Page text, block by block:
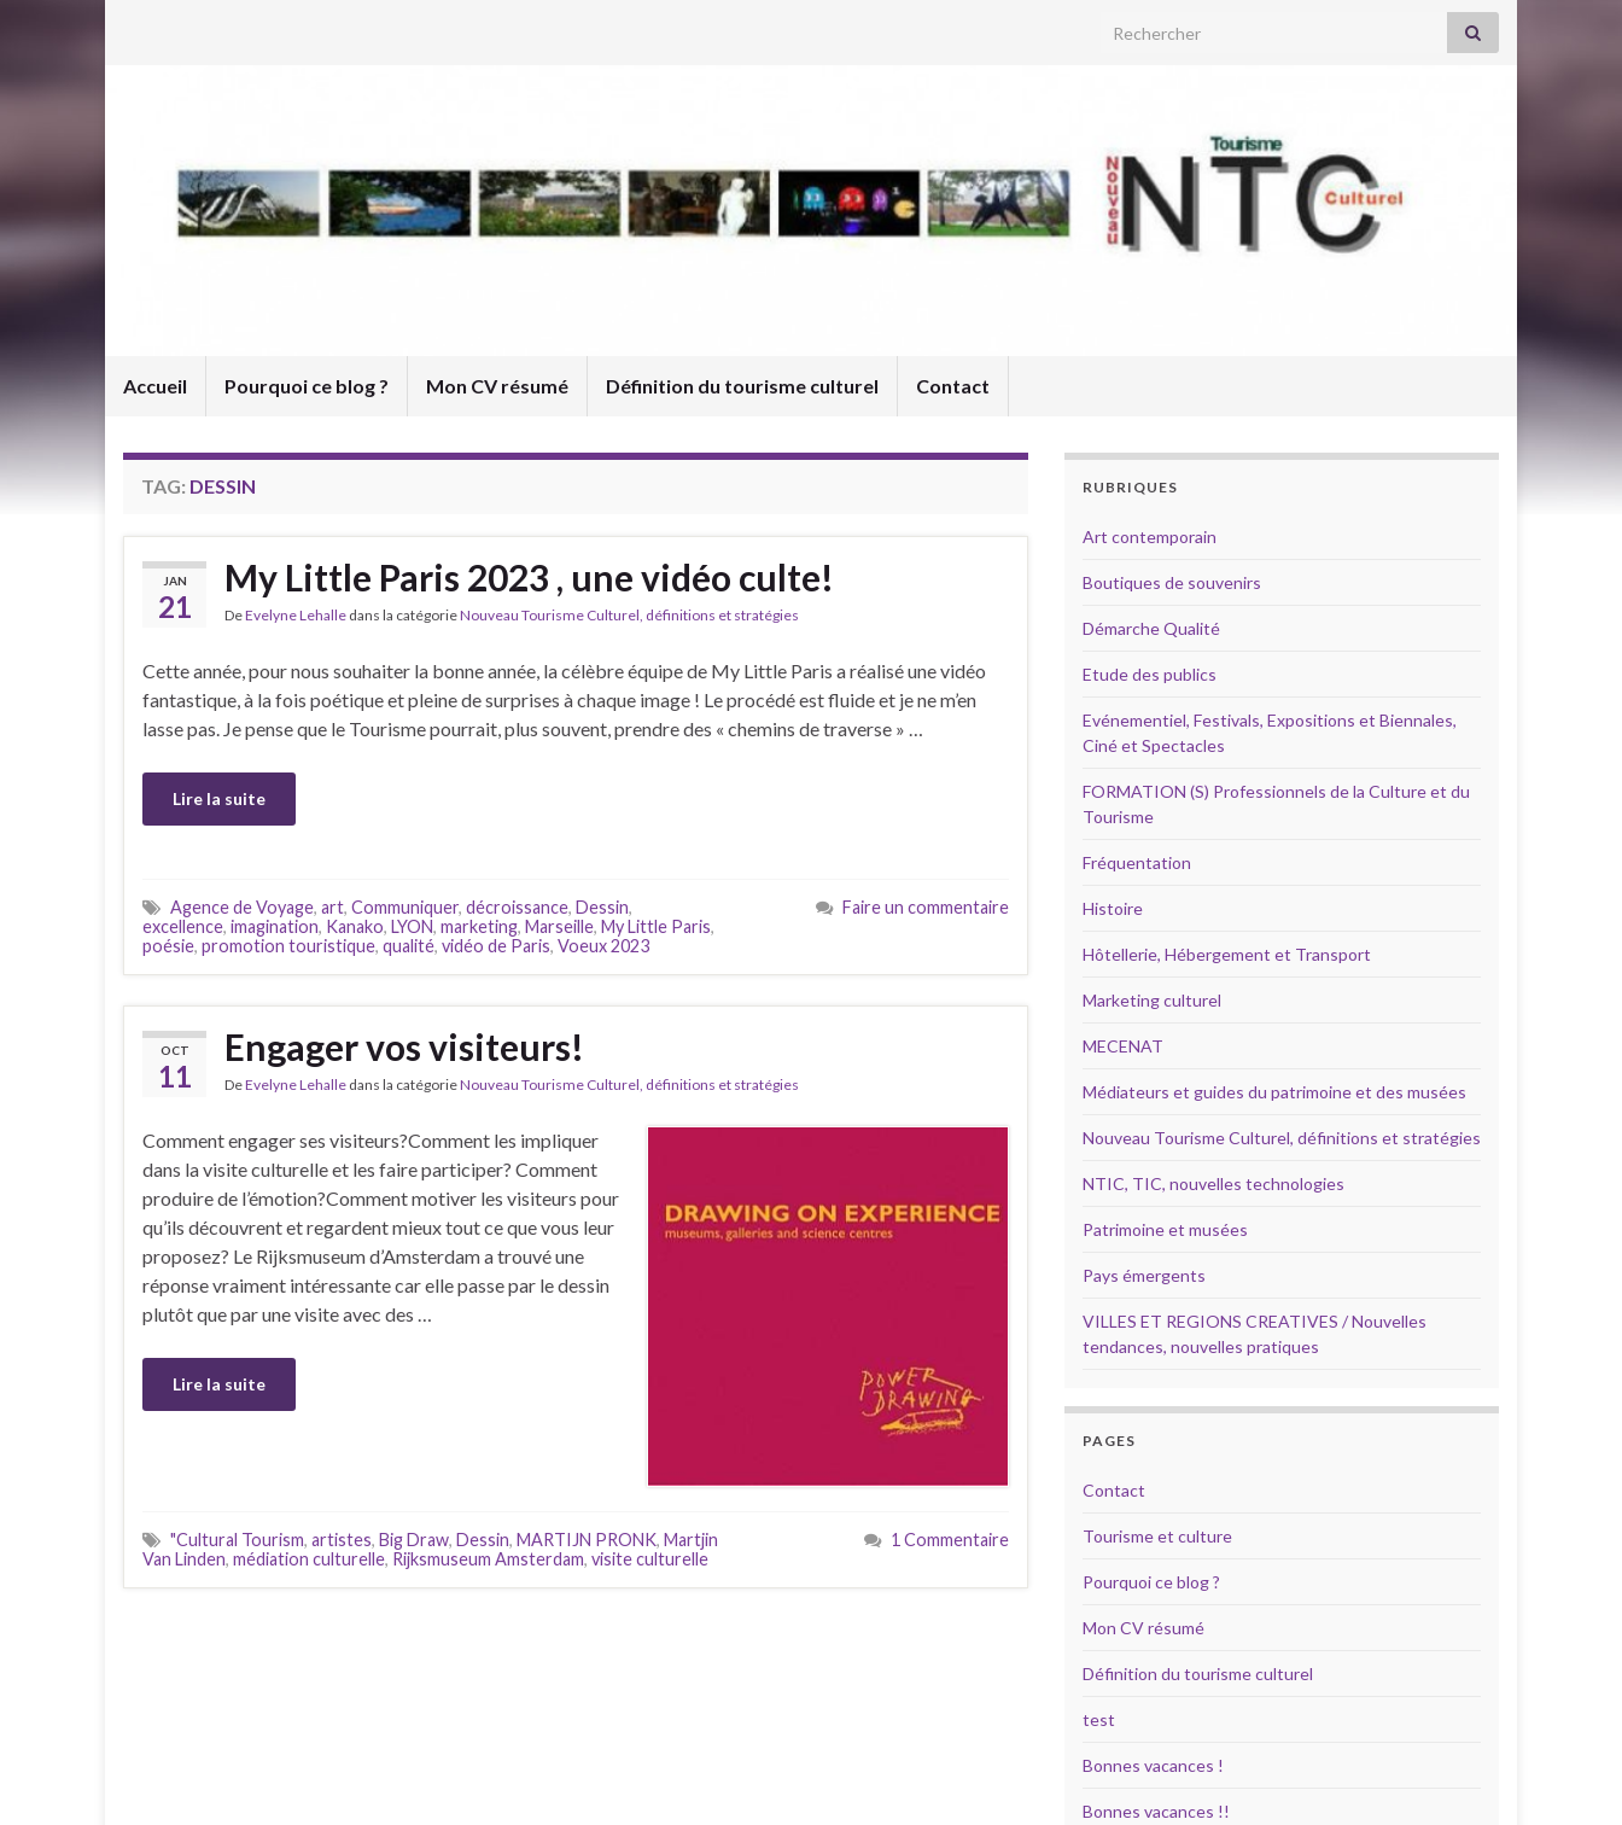
Search for:
Accueil Pourquoi ce blog ? Mon CV résumé Définition du tourisme culturel Contact
TAG: DESSIN
JAN
21
My Little Paris 2023 , une vidéo culte!
DeEvelyne Lehalle dans la catégorieNouveau Tourisme Culturel, définitions et stratégies
Cette année, pour nous souhaiter la bonne année, la célèbre équipe de My Little Paris a réalisé une vidéo
fantastique, à la fois poétique et pleine de surprises à chaque image ! Le procédé est fluide et je ne m’en
lasse pas. Je pense que le Tourisme pourrait, plus souvent, prendre des « chemins de traverse » …
Lire la suite
Agence de Voyage, art, Communiquer, décroissance, Dessin,
excellence, imagination, Kanako, LYON, marketing, Marseille, My Little Paris,
poésie, promotion touristique, qualité, vidéo de Paris, Voeux 2023
Faire un commentaire
OCT
11
Engager vos visiteurs!
DeEvelyne Lehalle dans la catégorieNouveau Tourisme Culturel, définitions et stratégies
Comment engager ses visiteurs?Comment les impliquer
dans la visite culturelle et les faire participer? Comment
produire de l’émotion?Comment motiver les visiteurs pour
qu’ils découvrent et regardent mieux tout ce que vous leur
proposez? Le Rijksmuseum d’Amsterdam a trouvé une
réponse vraiment intéressante car elle passe par le dessin
plutôt que par une visite avec des …
Lire la suite
"Cultural Tourism, artistes, Big Draw, Dessin, MARTIJN PRONK, Martjin
Van Linden, médiation culturelle, Rijksmuseum Amsterdam, visite culturelle
1 Commentaire
RUBRIQUES
Art contemporain
Boutiques de souvenirs
Démarche Qualité
Etude des publics
Evénementiel, Festivals, Expositions et Biennales,
Ciné et Spectacles
FORMATION (S) Professionnels de la Culture et du
Tourisme
Fréquentation
Histoire
Hôtellerie, Hébergement et Transport
Marketing culturel
MECENAT
Médiateurs et guides du patrimoine et des musées
Nouveau Tourisme Culturel, définitions et stratégies
NTIC, TIC, nouvelles technologies
Patrimoine et musées
Pays émergents
VILLES ET REGIONS CREATIVES / Nouvelles
tendances, nouvelles pratiques
PAGES
Contact
Tourisme et culture
Pourquoi ce blog ?
Mon CV résumé
Définition du tourisme culturel
test
Bonnes vacances !
Bonnes vacances !!